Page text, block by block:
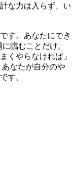
な力は入らず、い
す。あなたにでき
臨むことだけ。
やらなければ」
なたが自分のや
す。